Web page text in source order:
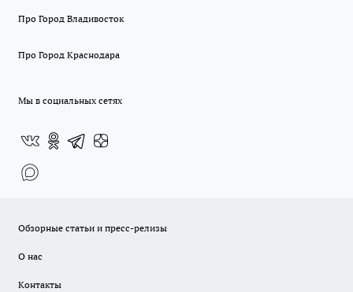
Про Город Владивосток
Про Город Краснодара
Мы в социальных сетях
Обзорные статьи и пресс-релизы
О нас
Контакты